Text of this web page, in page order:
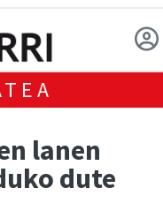
lanen
dute